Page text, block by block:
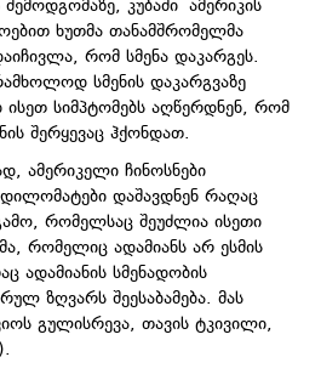
კუბაში ამერიკის
ხუთმა თანამშრომელმა
რომ სმენა დაკარგეს.
სმენის დაკარგვაზე
სიმპტომებს აღწერდნენ, რომ
შერყევაც ჰქონდათ.
ამერიკელი ჩინოსნები
დაშავდნენ რაღაც
რომელსაც შეუძლია ისეთი
რომელიც ადამიანს არ ესმის
ადამიანის სმენადობის
ზღვარს შეესაბამება. მას
გულისრევა, თავის ტკივილი,